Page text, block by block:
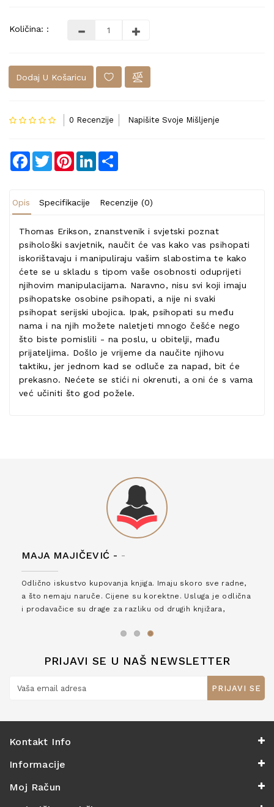
Količina: :
Dodaj U Košaricu
0 Recenzije Napišite Svoje Mišljenje
Facebook
TwitterPinterestLinkedIn
Opis Specifikacije Recenzije (0)
Thomas Erikson, znanstvenik i svjetski poznat
psihološki savjetnik, naučit će vas kako vas psihopati
iskorištavaju i manipuliraju vašim slabostima te kako
ćete se u skladu s tipom vaše osobnosti oduprijeti
njihovim manipulacijama. Naravno, nisu svi koji imaju
psihopatske osobine psihopati, a nije ni svaki
psihopat serijski ubojica. Ipak, psihopati su među
nama i na njih možete naletjeti mnogo češće nego
što biste pomislili - na poslu, u obitelji, mađu
prijateljima. Došlo je vrijeme da naučite njihovu
taktiku, jer jednom kad se odluče za napad, bit će
prekasno. Nećete se stići ni okrenuti, a oni će s vama
već učiniti što god požele.
MAJA MAJIČEVIĆ - -
Odlično iskustvo kupovanja knjiga. Imaju skoro sve radne,
a što nemaju naruče. Cijene su korektne. Usluga je odlična
i prodavačice su drage za razliku od drugih knjižara,
PRIJAVI SE U NAŠ NEWSLETTER
PRIJAVI SE
Kontakt Info
Informacije
Moj Račun